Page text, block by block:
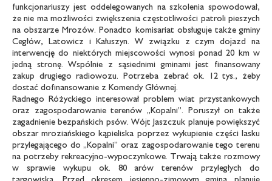
funkcjonariuszy jest oddelegowanych na szkolenia spowodował,
że nie ma możliwości zwiększenia częstotliwości patroli pieszych
na obszarze Mrozów. Ponadto komisariat obsługuje także gminy
Cegłów, Latowicz i Kałuszyn. W związku z czym dojazd na
interwencję do niektórych miejscowości wynosi ponad 20 km w
jedną stronę. Wspólnie z sąsiednimi gminami jest finansowany
zakup drugiego radiowozu. Potrzeba zebrać ok. 12 tys., żeby
dostać dofinansowanie z Komendy Głównej.
Radnego Różyckiego interesował problem wiat przystankowych
oraz zagospodarowanie terenów „Kopalni”. Poruszył on także
zagadnienie bezpańskich psów. Wójt Jaszczuk planuje powiększyć
obszar mroziańskiego kąpieliska poprzez wykupienie części lasku
przylegającego do „Kopalni” oraz zagospodarowanie tego terenu
na potrzeby rekreacyjno-wypoczynkowe. Trwają także rozmowy
w sprawie wykupu ok. 80 arów terenów przyległych do